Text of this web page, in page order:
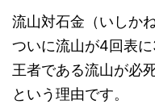
流山対石金（いしかね
ついに流山が4回表に
王者である流山が必
という理由です。